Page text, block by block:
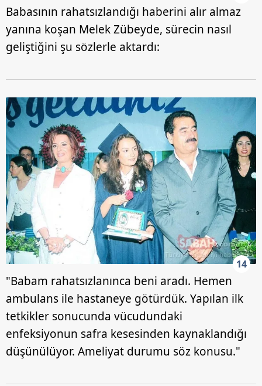
Babasının rahatsızlandığı haberini alır almaz
yanına koşan Melek Zübeyde, sürecin nasıl
geliştiğini şu sözlerle aktardı:
14
"Babam rahatsızlanınca beni aradı. Hemen
ambulans ile hastaneye götürdük. Yapılan ilk
tetkikler sonucunda vücudundaki
enfeksiyonun safra kesesinden kaynaklandığı
düşünülüyor. Ameliyat durumu söz konusu."